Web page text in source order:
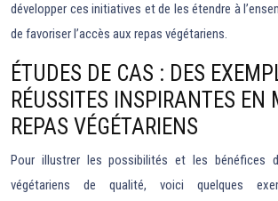
développer ces initiatives et de les étendre à
de favoriser l’accès aux repas végétariens.
ÉTUDES DE CAS : DES
RÉUSSITES INSPIRANTES EN
REPAS VÉGÉTARIENS
Pour illustrer les possibilités et les bénéfices
végétariens de qualité, voici quelques